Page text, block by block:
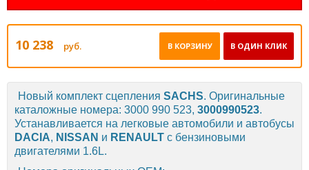
10 238 руб. В ОДИН КЛИК
В КОРЗИНУ
Новый комплект сцепления SACHS. Оригинальные
каталожные номера: 3000 990 523, 3000990523.
Устанавливается на легковые автомобили и автобусы
DACIA, NISSAN и RENAULT с бензиновыми
двигателями 1.6L.